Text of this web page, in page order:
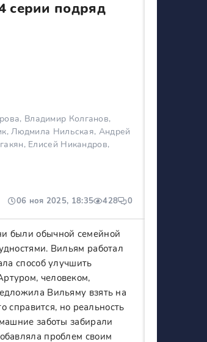
серии подряд
Владимир Колганов,
Людмила Нильская, Андрей
Елисей Никандров,
06 ноя 2025, 18:35 428 0
были обычной семейной
Вильям работал
способ улучшить
человеком,
Вильяму взять на
справится, но реальность
заботы забирали
проблем своим